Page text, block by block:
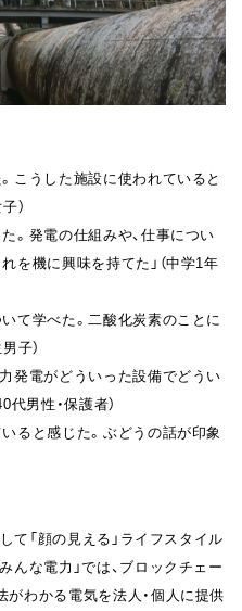
こうした施設に使われていると
）
。発電の仕組みや、仕事につい
を機に興味を持てた」（中学1年
て学べた。二酸化炭素のことに
子）
発電がどういった設備でどうい
男性・保護者）
ると感じた。ぶどうの話が印象
て「顔の見える」ライフスタイル
んな電力」では、ブロックチェー
わかる電気を法人・個人に提供